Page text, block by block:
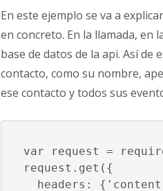
En este ejemplo se va a
en concreto. En la llamada, en
base de datos de la api. Así
contacto, como su nombre,
ese contacto y todos sus
var request =
request.get({